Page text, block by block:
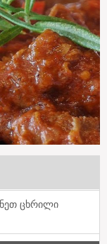
ცხრილი